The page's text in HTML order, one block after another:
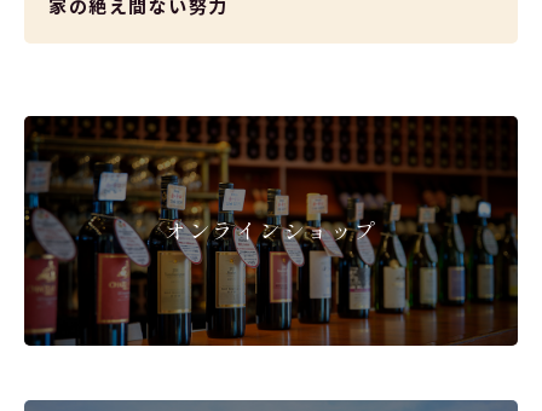
家の絶え間ない努力
オンラインショップ